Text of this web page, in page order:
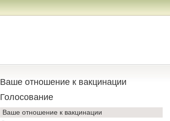
Ваше отношение к вакцинации
Голосование
Ваше отношение к вакцинации